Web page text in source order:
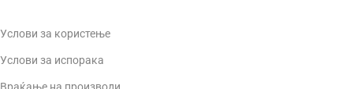
Услови за користење
Услови за испорака